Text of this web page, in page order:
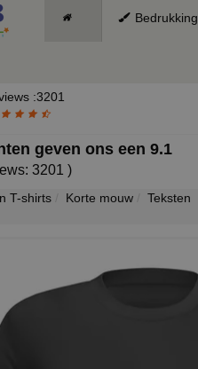
Bedrukking
:3201
geven ons een9.1
3201 )
T-shirts Korte mouw Teksten